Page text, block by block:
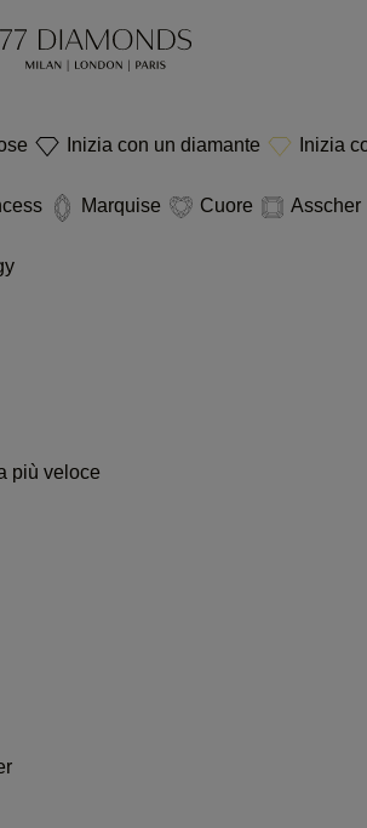
Inizia con un diamante Inizia
Marquise Cuore
Asscher
più veloce